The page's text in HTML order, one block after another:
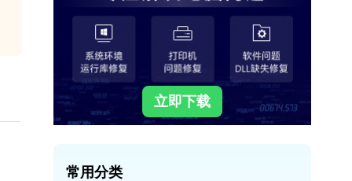
立即下载
常用分类